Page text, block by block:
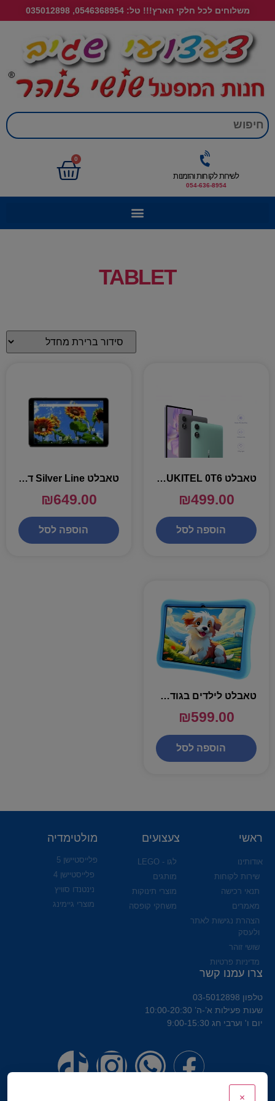
משלוחים לכל חלקי הארץ!!! טל: 0546368954, 035012898
לשירות לקוחות והזמנות
054-636-8954
0
TABLET
טאבלט OUKITEL 0T6 + עט בעל מסך 10.1'
₪499.00
הוספה לסל
טאבלט Silver Line דגם SL1022 בעל מסך 10.1'
₪649.00
הוספה לסל
טאבלט לילדים בגודל "Oukitel Kids OT6 4GB + 64GB 10.1 – צבע ירוק עם כיסוי מגן כחול
₪599.00
הוספה לסל
ראשי
אודותינו
שירות לקוחות
תנאי רכישה
מאמרים
הצהרת נגישות לאתר
ולעסק
שושי זוהר
מדיניות פרטיות
צעצועים
לגו - LEGO
מותגים
מוצרי תינוקות
משחקי קופסה
מולטימדיה
פלייסטיישן 5
פלייסטיישן 4
נינטנדו סוויץ
מוצרי גיימינג
צרו עמנו קשר
טלפון 03-5012898
שעות פעילות א’-ה’ 10:00-20:30
יום ו' וערבי חג 9:00-15:30
×